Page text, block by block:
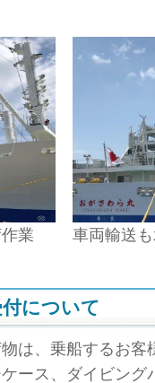
業 車両輸送
について
は、乗船するお
ース、ダイビング